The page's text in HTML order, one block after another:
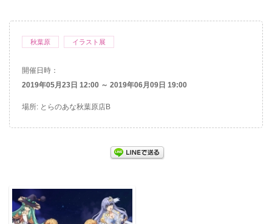
秋葉原 イラスト展
開催日時：
2019年05月23日 12:00 ～ 2019年06月09日 19:00
場所: とらのあな秋葉原店B